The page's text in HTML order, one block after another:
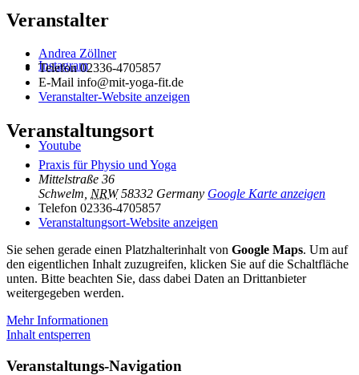
Instagram
Youtube
Veranstalter
Andrea Zöllner
Telefon02336-4705857
E-Mail info@mit-yoga-fit.de
Veranstalter-Website anzeigen
Veranstaltungsort
Praxis für Physio und Yoga
Mittelstraße 36
Schwelm NRW 58332 Germany Google Karte anzeigen
Telefon 02336-4705857
Veranstaltungsort-Website anzeigen
Sie sehen gerade einen Platzhalterinhalt von Google Maps. Um auf
den eigentlichen Inhalt zuzugreifen, klicken Sie auf die Schaltfläche
unten. Bitte beachten Sie, dass dabei Daten an Drittanbieter
weitergegeben werden.
Mehr Informationen
Inhalt entsperren
Veranstaltungs-Navigation